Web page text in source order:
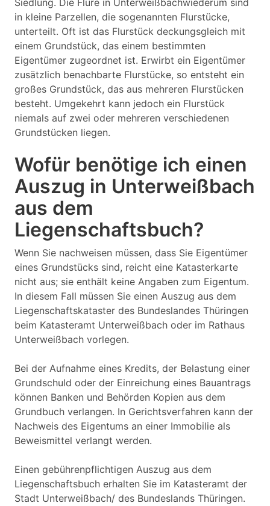
Siedlung. Die Flure in Unterweißbachwiederum sind
in kleine Parzellen, die sogenannten Flurstücke,
unterteilt. Oft ist das Flurstück deckungsgleich mit
einem Grundstück, das einem bestimmten
Eigentümer zugeordnet ist. Erwirbt ein Eigentümer
zusätzlich benachbarte Flurstücke, so entsteht ein
großes Grundstück, das aus mehreren Flurstücken
besteht. Umgekehrt kann jedoch ein Flurstück
niemals auf zwei oder mehreren verschiedenen
Grundstücken liegen.
Wofür benötige ich einen
Auszug in Unterweißbach
aus dem
Liegenschaftsbuch?
Wenn Sie nachweisen müssen, dass Sie Eigentümer
eines Grundstücks sind, reicht eine Katasterkarte
nicht aus; sie enthält keine Angaben zum Eigentum.
In diesem Fall müssen Sie einen Auszug aus dem
Liegenschaftskataster des Bundeslandes Thüringen
beim Katasteramt Unterweißbach oder im Rathaus
Unterweißbach vorlegen.
Bei der Aufnahme eines Kredits, der Belastung einer
Grundschuld oder der Einreichung eines Bauantrags
können Banken und Behörden Kopien aus dem
Grundbuch verlangen. In Gerichtsverfahren kann der
Nachweis des Eigentums an einer Immobilie als
Beweismittel verlangt werden.
Einen gebührenpflichtigen Auszug aus dem
Liegenschaftsbuch erhalten Sie im Katasteramt der
Stadt Unterweißbach/ des Bundeslands Thüringen.